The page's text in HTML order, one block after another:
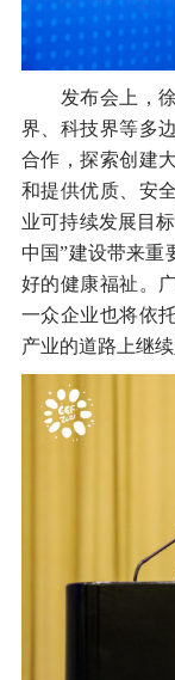
发布会上，徐
界、科技界等多
合作，探索创建
和提供优质、安
业可持续发展目
中国”建设带来重
好的健康福祉。
一众企业也将依
产业的道路上继